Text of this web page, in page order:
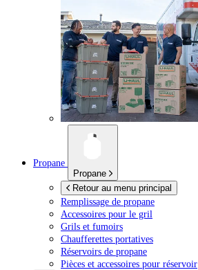
Propane
Propane
Retour au menu principal
Remplissage de propane
Accessoires pour le gril
Grils et fumoirs
Chaufferettes portatives
Réservoirs de propane
Pièces et accessoires pour réservoir